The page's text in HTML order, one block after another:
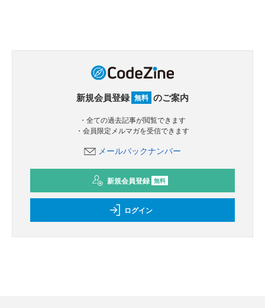
新規会員登録 無料 のご案内
・全ての過去記事が閲覧できます
・会員限定メルマガを受信できます
メールバックナンバー
新規会員登録 無料
ログイン